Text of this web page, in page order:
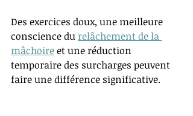
Des exercices doux, une meilleure
conscience du relâchement de la
mâchoire et une réduction
temporaire des surcharges peuvent
faire une différence significative.